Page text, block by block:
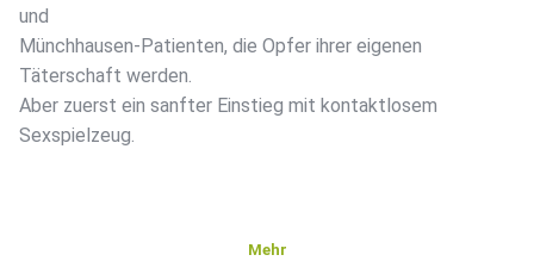
und
Münchhausen-Patienten, die Opfer ihrer eigenen
Täterschaft werden.
Aber zuerst ein sanfter Einstieg mit kontaktlosem
Sexspielzeug.
Mehr